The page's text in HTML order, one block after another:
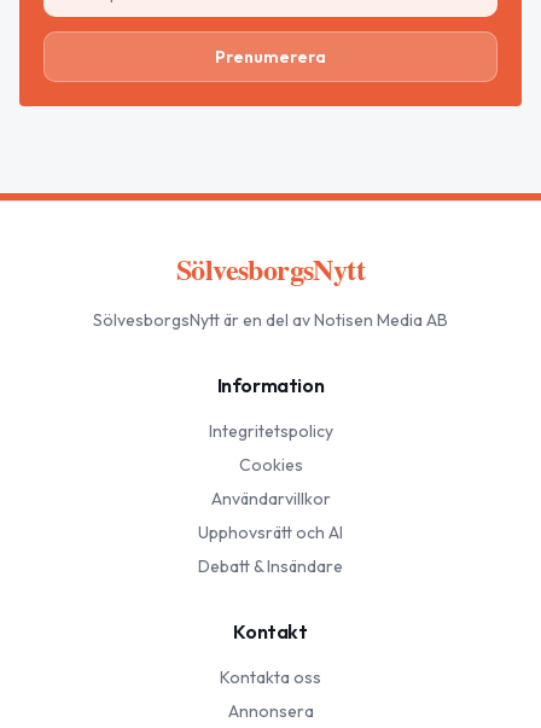
Prenumerera
SölvesborgsNytt
SölvesborgsNyttär en del av Notisen Media AB
Information
Integritetspolicy
Cookies
Användarvillkor
Upphovsrätt och AI
Debatt & Insändare
Kontakt
Kontakta oss
Annonsera